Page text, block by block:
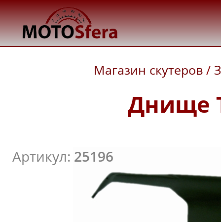
Магазин скутеров /
Днище
Артикул: 25196